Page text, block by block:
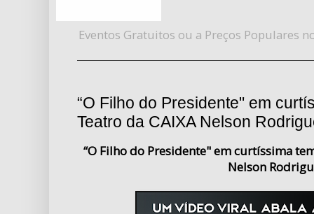
Eventos Gratuitos ou a Preços Populares
“O Filho do Presidente" em
Teatro da CAIXA Nelson
“O Filho do Presidente" em curtíssima
Nelson